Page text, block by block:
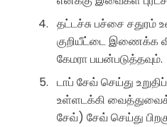
தட்டச்சு பச்சை சதுரம்
குறியீட்டை இணைக்க வி
கேமரா பயன்படுத்தவும்.
டாப் சேவ் செய்து
உள்ளடக்கி
சேவ்) சேவ் செய்து